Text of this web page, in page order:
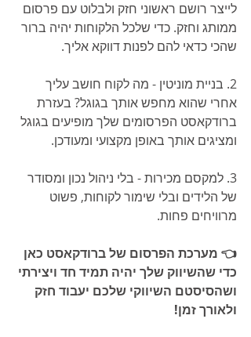
לייצר רושם ראשוני חזק ולבלוט עם פרסום
ממותג וחזק. כדי שלכל הלקוחות יהיה ברור
שהכי כדאי להם לפנות דווקא אליך.
2. בניית מוניטין - מה לקוח חושב עליך
אחרי שהוא מחפש אותך בגוגל? בעזרת
ברודקאסט הפרסומים שלך מופיעים בגוגל
ומציגים אותך באופן מקצועי ומעודכן.
3. למקסם מכירות - בלי ניהול נכון ומסודר
של הלידים ובלי שימור לקוחות, פשוט
מרוויחים פחות.
👈 מערכת הפרסום של ברודקאסט כאן
כדי שהשיווק שלך יהיה תמיד חד ויצירתי
ושהסיסטם השיווקי שלכם יעבוד חזק
ולאורך זמן!